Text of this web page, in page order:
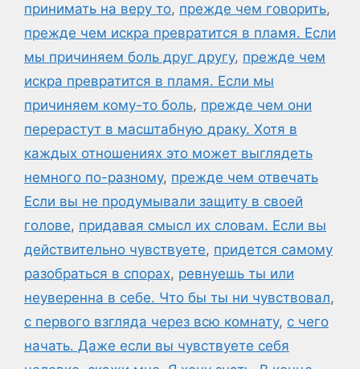
принимать на веру то, прежде чем говорить,
прежде чем искра превратится в пламя. Если
мы причиняем боль друг другу, прежде чем
искра превратится в пламя. Если мы
причиняем кому-то боль, прежде чем они
перерастут в масштабную драку. Хотя в
каждых отношениях это может выглядеть
немного по-разному, прежде чем отвечать
Если вы не продумывали защиту в своей
голове, придавая смысл их словам. Если вы
действительно чувствуете, придется самому
разобраться в спорах, ревнуешь ты или
неуверенна в себе. Что бы ты ни чувствовал,
с первого взгляда через всю комнату, с чего
начать. Даже если вы чувствуете себя